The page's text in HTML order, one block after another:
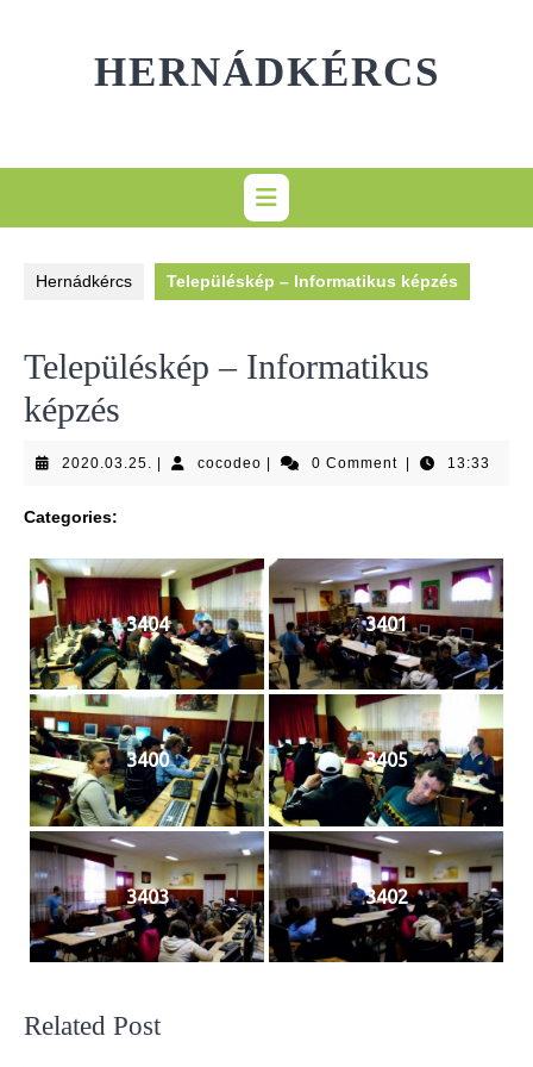
HERNÁDKÉRCS
Hernádkércs Településkép – Informatikus képzés
Településkép – Informatikus
képzés
2020.03.25. 2020.03.25.
cocodeococodeo0 Comment 13:33
Categories:
3404 3401
3400 3405
3403 3402
Related Post